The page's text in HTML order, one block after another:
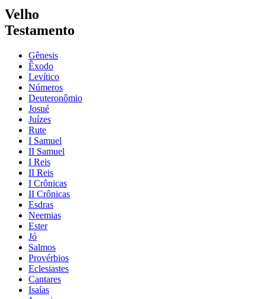
Velho
Testamento
Gênesis
Êxodo
Levítico
Números
Deuteronômio
Josué
Juízes
Rute
I Samuel
II Samuel
I Reis
II Reis
I Crônicas
II Crônicas
Esdras
Neemias
Ester
Jó
Salmos
Provérbios
Eclesiastes
Cantares
Isaías